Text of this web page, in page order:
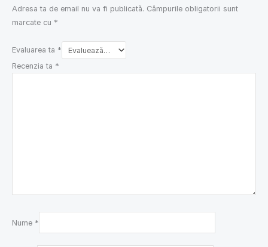
Adresa ta de email nu va fi publicată. Câmpurile obligatorii sunt
marcate cu *
Evaluarea ta *
Recenzia ta *
Nume *